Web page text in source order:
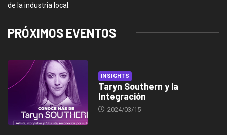
de la industria local.
PRÓXIMOS EVENTOS
INSIGHTS
Taryn Southern y la
Integración
2024/03/15